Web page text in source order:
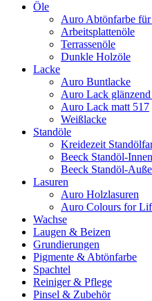
Öle
Auro Abtönfarbe
Arbeitsplattenöle
Terrassenöle
Dunkle Holzöle
Lacke
Auro Buntlacke
Auro Lack
Auro Lack matt 517
Weißlacke
Standöle
Kreidezeit
Beeck Standöl-
Beeck Standöl-
Lasuren
Auro Holzlasuren
Auro Colours for
Wachse
Laugen & Beizen
Grundierungen
Pigmente & Abtönfarbe
Spachtel
Reiniger & Pflege
Pinsel & Zubehör